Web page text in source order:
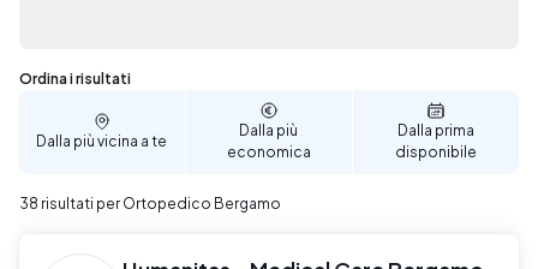
Sono stati trovati 38 risultati
Ordina i risultati
Dalla più vicina a te
Dalla più
economica
Dalla prima
disponibile
38 risultati per Ortopedico Bergamo